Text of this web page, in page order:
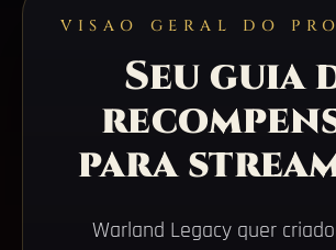
VISAO GERAL DO
Seu guia
para
Warland Legacy quer